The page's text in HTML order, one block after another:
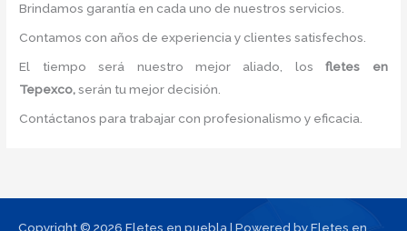
Brindamos garantía en cada uno de nuestros servicios.
Contamos con años de experiencia y clientes satisfechos.
El tiempo será nuestro mejor aliado, losfletes en
Tepexco,serán tu mejor decisión.
Contáctanos para trabajar con profesionalismo y eficacia.
Copyright © 2026 Fletes en puebla | Powered by Fletes en